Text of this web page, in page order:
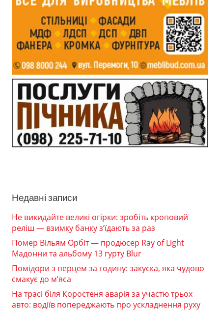
Недавні записи
Не викидайте великі огірки: зробіть кроповий
реліш — взимку банку з’їдають за раз
Помер Вільям Орбіт — продюсер Ray of Light
Мадонни та альбому 13 гурту Blur
Помідори з перцем за годину: закуска, яка чудово
смакує до м’яса
На трасі біля Коростеня аварія за участю трьох
авто: водіїв попереджають про ускладнення руху